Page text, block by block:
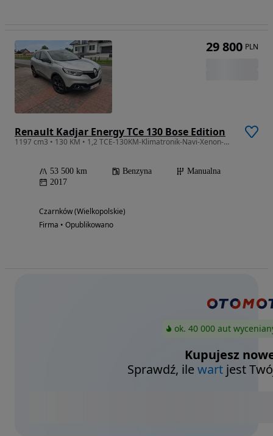
Renault Kadjar Energy TCe 130 Bose Edition
1197 cm3 • 130 KM • 1,2 TCE-130KM-Klimatronik-Navi-Xenon-Mały przebieg
53 500 km Benzyna
Manualna
2017
Czarnków (Wielkopolskie)
Firma • Opublikowano
29 800 PLN
ok. 40 000 aut
Kupujesz
Sprawdź, ilewart jest